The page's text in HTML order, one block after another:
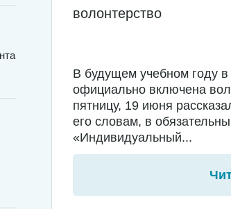
волонтерство
В будущем учебном году в
официально включена
пятницу, 19 июня
его словам, в
«Индивидуальный...